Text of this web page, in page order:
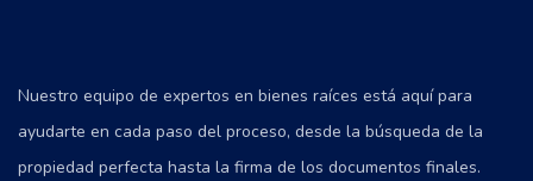
Nuestro equipo de expertos en bienes raíces está aquí para
ayudarte en cada paso del proceso, desde la búsqueda de la
propiedad perfecta hasta la firma de los documentos finales.